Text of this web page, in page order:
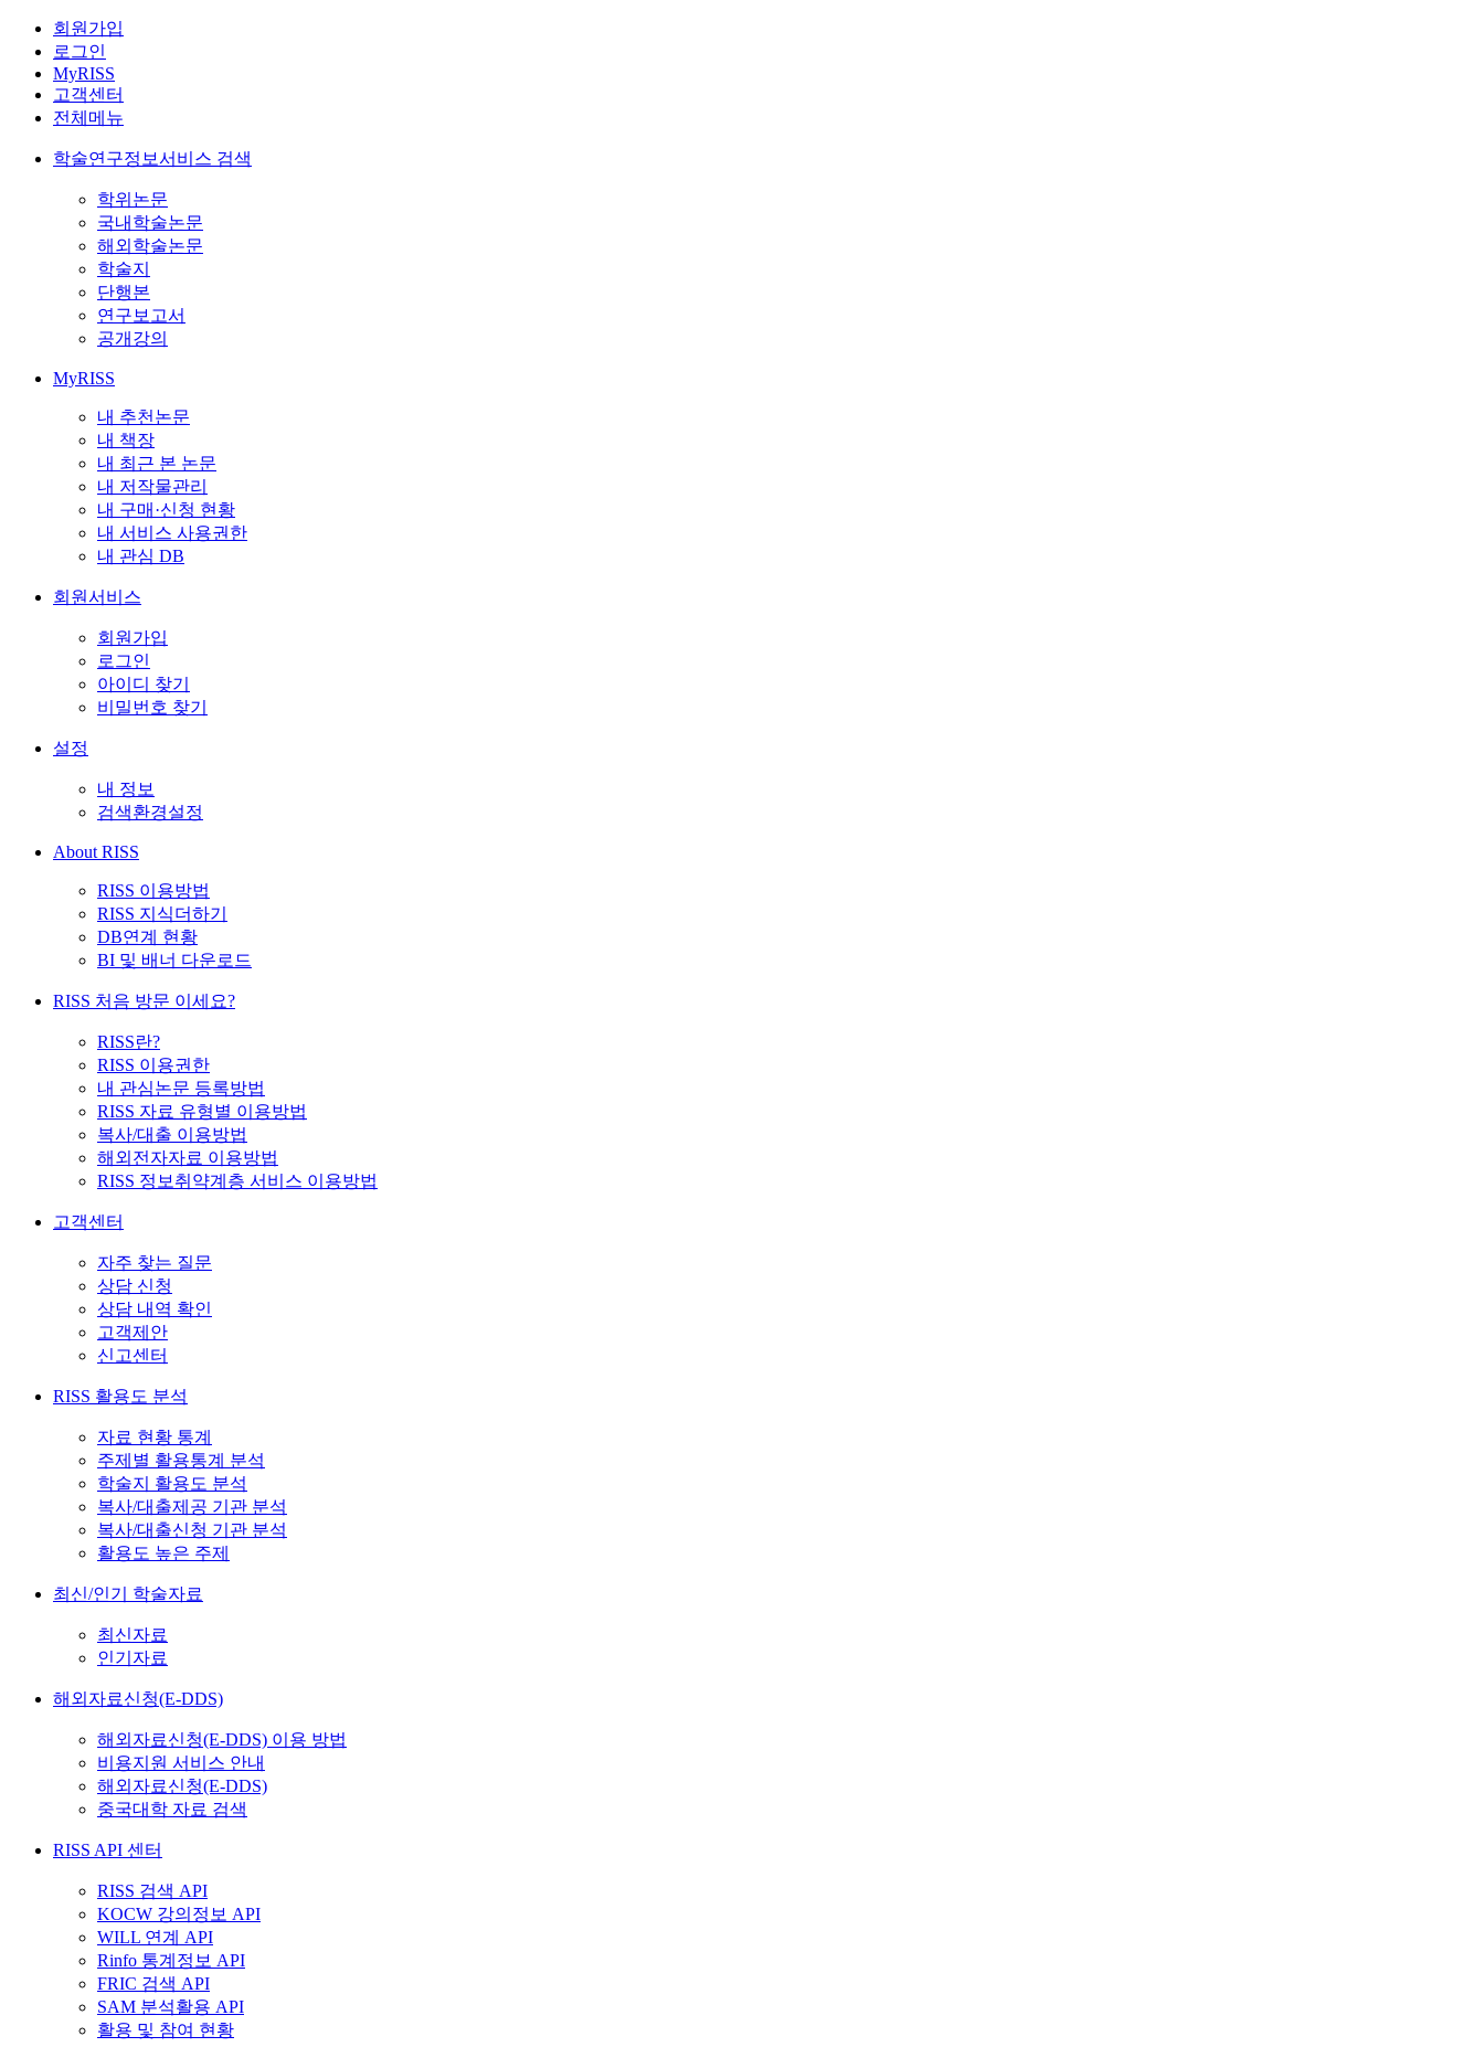
회원가입
로그인
MyRISS
고객센터
전체메뉴
학술연구정보서비스 검색
학위논문
국내학술논문
해외학술논문
학술지
단행본
연구보고서
공개강의
MyRISS
내 추천논문
내 책장
내 최근 본 논문
내 저작물관리
내 구매·신청 현황
내 서비스 사용권한
내 관심 DB
회원서비스
회원가입
로그인
아이디 찾기
비밀번호 찾기
설정
내 정보
검색환경설정
About RISS
RISS 이용방법
RISS 지식더하기
DB연계 현황
BI 및 배너 다운로드
RISS 처음 방문 이세요?
RISS란?
RISS 이용권한
내 관심논문 등록방법
RISS 자료 유형별 이용방법
복사/대출 이용방법
해외전자자료 이용방법
RISS 정보취약계층 서비스 이용방법
고객센터
자주 찾는 질문
상담 신청
상담 내역 확인
고객제안
신고센터
RISS 활용도 분석
자료 현황 통계
주제별 활용통계 분석
학술지 활용도 분석
복사/대출제공 기관 분석
복사/대출신청 기관 분석
활용도 높은 주제
최신/인기 학술자료
최신자료
인기자료
해외자료신청(E-DDS)
해외자료신청(E-DDS) 이용 방법
비용지원 서비스 안내
해외자료신청(E-DDS)
중국대학 자료 검색
RISS API 센터
RISS 검색 API
KOCW 강의정보 API
WILL 연계 API
Rinfo 통계정보 API
FRIC 검색 API
SAM 분석활용 API
활용 및 참여 현황